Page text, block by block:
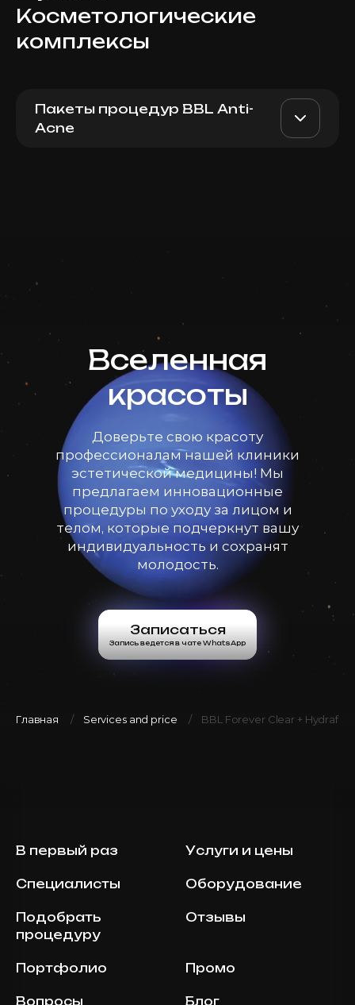
Косметологические
комплексы
Пакеты процедур BBL Anti-
Acne
Вселенная
красоты
Доверьте свою красоту
профессионалам нашей клиники
эстетической медицины! Мы
предлагаем инновационные
процедуры по уходу за лицом и
телом, которые подчеркнут вашу
индивидуальность и сохранят
молодость.
Записаться
Запись ведется в чате WhatsApp
Главная Services and price BBL Forever Clear +
В первый раз Услуги и цены
Специалисты Оборудование
Подобрать
процедуру
Отзывы
Портфолио Промо
Вопросы Блог